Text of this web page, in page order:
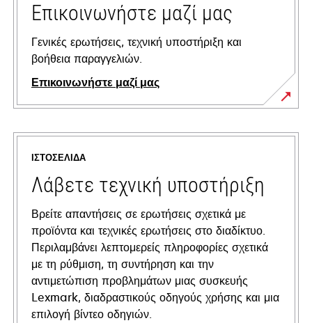
Επικοινωνήστε μαζί μας
Γενικές ερωτήσεις, τεχνική υποστήριξη και
βοήθεια παραγγελιών.
Επικοινωνήστε μαζί μας
ΙΣΤΟΣΕΛΊΔΑ
Λάβετε τεχνική υποστήριξη
Βρείτε απαντήσεις σε ερωτήσεις σχετικά με
προϊόντα και τεχνικές ερωτήσεις στο διαδίκτυο.
Περιλαμβάνει λεπτομερείς πληροφορίες σχετικά
με τη ρύθμιση, τη συντήρηση και την
αντιμετώπιση προβλημάτων μιας συσκευής
Lexmark, διαδραστικούς οδηγούς χρήσης και μια
επιλογή βίντεο οδηγιών.